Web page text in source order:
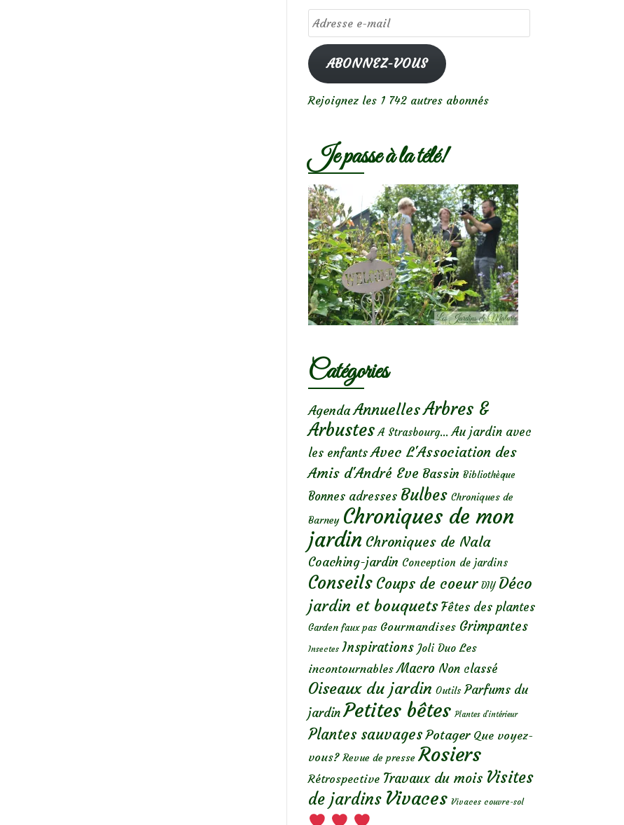
Adresse
e-
mailABONNEZ-VOUS
Rejoignez les 1 742 autres abonnés
Je passe à la télé!
Catégories
Agenda AnnuellesArbres &
Arbustes A Strasbourg... Au jardin avec
les enfants Avec L'Association des
Amis d'André Eve Bassin Bibliothèque
Bonnes adresses Bulbes Chroniques de
Barney Chroniques de mon
jardin Chroniques de Nala
Coaching-jardin Conception de jardins
Conseils Coups de coeur DIY Déco
jardin et bouquets Fêtes des plantes
Garden faux pas Gourmandises Grimpantes
Insectes Inspirations Joli Duo Les
incontournables Macro Non classé
Oiseaux du jardin Outils Parfums du
jardin Petites bêtes Plantes d’intérieur
Plantes sauvages Potager Que voyez-
vous? Revue de presse Rosiers
Rétrospective Travaux du mois Visites
de jardins Vivaces Vivaces couvre-sol